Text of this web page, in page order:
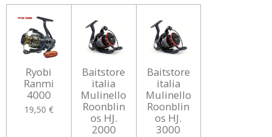
Ryobi
Ranmi
4000
19,50 €
Baitstore
italia
Mulinello
Roonblin
os HJ.
2000
Baitstore
italia
Mulinello
Roonblin
os HJ.
3000